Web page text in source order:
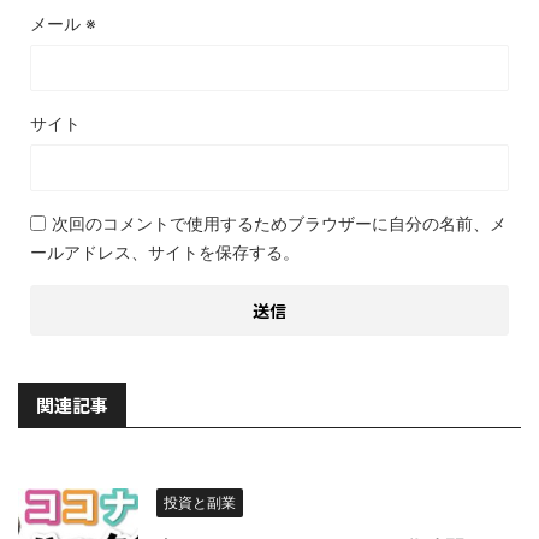
メール ※
サイト
次回のコメントで使用するためブラウザーに自分の名前、メ
ールアドレス、サイトを保存する。
関連記事
投資と副業